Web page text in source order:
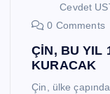
Cevdet
0 Comments
ÇİN, BU YIL
KURACAK
Çin, ülke